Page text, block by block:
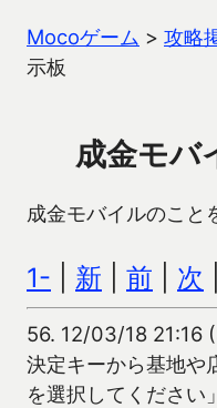
Mocoゲーム > 攻略
示板
成金モバ
成金モバイルのこと
1- 新 前 次
56. 12/03/18 21:16
決定キーから基地や
を選択してください